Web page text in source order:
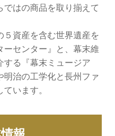
はの商品を取り揃えて
５資産を含む世界遺産を
ーセンター』と、幕末維
する『幕末ミュージア
治の工学化と長州ファ
います。